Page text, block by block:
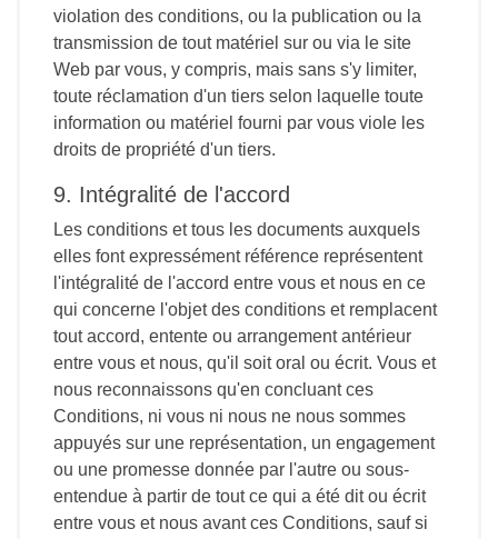
violation des conditions, ou la publication ou la
transmission de tout matériel sur ou via le site
Web par vous, y compris, mais sans s'y limiter,
toute réclamation d'un tiers selon laquelle toute
information ou matériel fourni par vous viole les
droits de propriété d'un tiers.
9. Intégralité de l'accord
Les conditions et tous les documents auxquels
elles font expressément référence représentent
l'intégralité de l'accord entre vous et nous en ce
qui concerne l'objet des conditions et remplacent
tout accord, entente ou arrangement antérieur
entre vous et nous, qu'il soit oral ou écrit. Vous et
nous reconnaissons qu'en concluant ces
Conditions, ni vous ni nous ne nous sommes
appuyés sur une représentation, un engagement
ou une promesse donnée par l'autre ou sous-
entendue à partir de tout ce qui a été dit ou écrit
entre vous et nous avant ces Conditions, sauf si